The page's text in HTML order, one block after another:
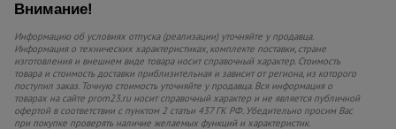
Внимание!
Информацию об условиях отпуска (реализации) уточняйте у продавца.
Информация о технических характеристиках, комплекте поставки, стране
изготовления и внешнем виде товара носит справочный характер. Стоимость
товара и стоимость доставки приблизительная и зависит от региона, из которого
поступил заказ. Точную стоимость уточняйте у продавца. Вся информация о
товарах на сайте prom23.ru носит справочный характер и не является публичной
офертой в соответствии с пунктом 2 статьи 437 ГК РФ. Убедительно просим Вас
при покупке проверять наличие желаемых функций и характеристик.